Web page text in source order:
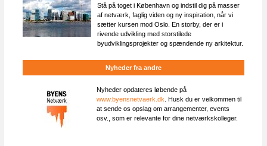
Stå på toget i København og indstil dig på masser
af netværk, faglig viden og ny inspiration, når vi
sætter kursen mod Oslo. En storby, der er i
rivende udvikling med storstilede
byudviklingsprojekter og spændende ny arkitektur.
Nyheder fra andre
Nyheder opdateres løbende på
www.byensnetvaerk.dk . Husk du er velkommen til
at sende os opslag om arrangementer, events
osv., som er relevante for dine netværkskolleger.